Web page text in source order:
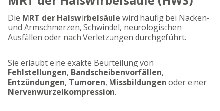
Die MRT der Halswirbelsäule wird häufig bei Nacken-
und Armschmerzen, Schwindel, neurologischen
Ausfällen oder nach Verletzungen durchgeführt.
Sie erlaubt eine exakte Beurteilung von
Fehlstellungen, Bandscheibenvorfällen,
Entzündungen, Tumoren, Missbildungen oder einer
Nervenwurzelkompression.